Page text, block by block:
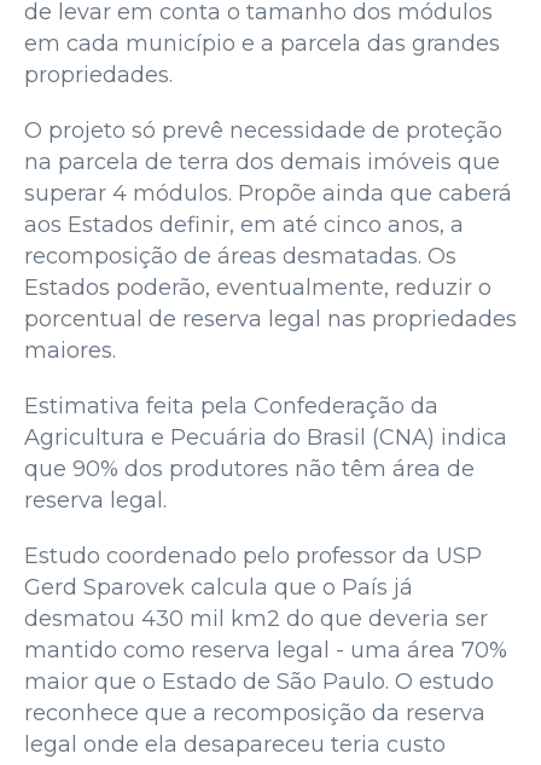
de levar em conta o tamanho dos módulos
em cada município e a parcela das grandes
propriedades.
O projeto só prevê necessidade de proteção
na parcela de terra dos demais imóveis que
superar 4 módulos. Propõe ainda que caberá
aos Estados definir, em até cinco anos, a
recomposição de áreas desmatadas. Os
Estados poderão, eventualmente, reduzir o
porcentual de reserva legal nas propriedades
maiores.
Estimativa feita pela Confederação da
Agricultura e Pecuária do Brasil (CNA) indica
que 90% dos produtores não têm área de
reserva legal.
Estudo coordenado pelo professor da USP
Gerd Sparovek calcula que o País já
desmatou 430 mil km2 do que deveria ser
mantido como reserva legal - uma área 70%
maior que o Estado de São Paulo. O estudo
reconhece que a recomposição da reserva
legal onde ela desapareceu teria custo